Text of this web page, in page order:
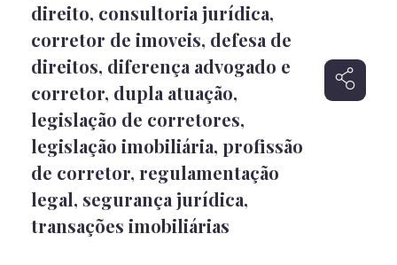
direito, consultoria jurídica,
corretor de imoveis, defesa de
direitos, diferença advogado e
corretor, dupla atuação,
legislação de corretores,
legislação imobiliária, profissão
de corretor, regulamentação
legal, segurança jurídica,
transações imobiliárias